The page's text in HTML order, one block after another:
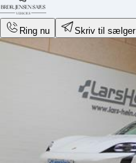
Ring nu Skriv til sælger